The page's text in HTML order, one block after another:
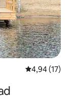
Gemiddelde
4,94 (17)